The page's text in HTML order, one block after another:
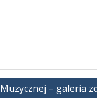
– galeria